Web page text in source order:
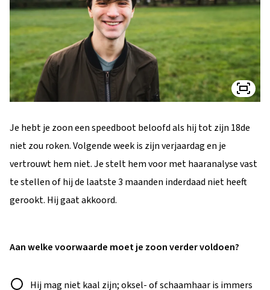
Je hebt je zoon een speedboot beloofd als hij tot zijn 18de
niet zou roken. Volgende week is zijn verjaardag en je
vertrouwt hem niet. Je stelt hem voor met haaranalyse vast
te stellen of hij de laatste 3 maanden inderdaad niet heeft
gerookt. Hij gaat akkoord.
Aan welke voorwaarde moet je zoon verder voldoen?
Antwoord
Hij mag niet kaal zijn; oksel- of schaamhaar is immers